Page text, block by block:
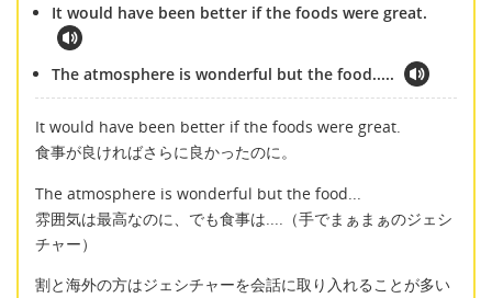
It would have been better if the foods were great.
The atmosphere is wonderful but the food.....
It would have been better if the foods were great.
食事が良ければさらに良かったのに。
The atmosphere is wonderful but the food...
雰囲気は最高なのに、でも食事は....（手でまぁまぁのジェシ
チャー）
割と海外の方はジェシチャーを会話に取り入れることが多い